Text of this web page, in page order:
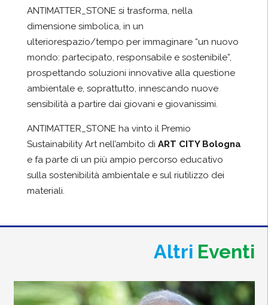
ANTIMATTER_STONE si trasforma, nella
dimensione simbolica, in un
ulteriorespazio/tempo per immaginare “un nuovo
mondo: partecipato, responsabile e sostenibile”,
prospettando soluzioni innovative alla questione
ambientale e, soprattutto, innescando nuove
sensibilità a partire dai giovani e giovanissimi.
ANTIMATTER_STONE ha vinto il Premio
Sustainability Art nell’ambito di ART CITY Bologna
e fa parte di un più ampio percorso educativo
sulla sostenibilità ambientale e sul riutilizzo dei
materiali.
Altri Eventi